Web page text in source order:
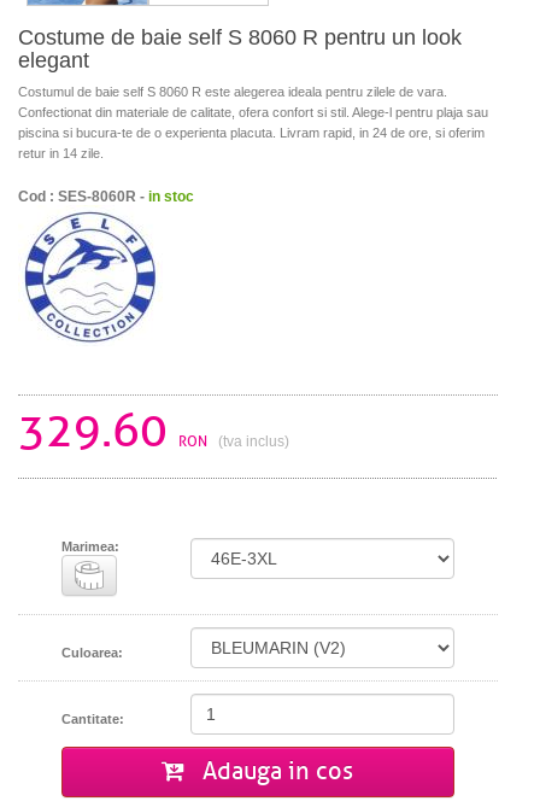
Costume de baie self S 8060 R pentru un look
elegant
Costumul de baie self S 8060 R este alegerea ideala pentru zilele de vara.
Confectionat din materiale de calitate, ofera confort si stil. Alege-l pentru plaja sau
piscina si bucura-te de o experienta placuta. Livram rapid, in 24 de ore, si oferim
retur in 14 zile.
Cod : SES-8060R - in stoc
329.60 RON (tva inclus)
Marimea:
Culoarea:
Cantitate:
Adauga in cos